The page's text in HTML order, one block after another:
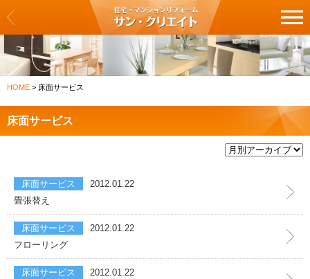
サン・クリエイト
HOME > 床面サービス
床面サービス
床面サービス
2012.01.22
畳張替え
床面サービス
2012.01.22
フローリング
床面サービス
2012.01.22
リフォーム一覧
建具・扉の交換